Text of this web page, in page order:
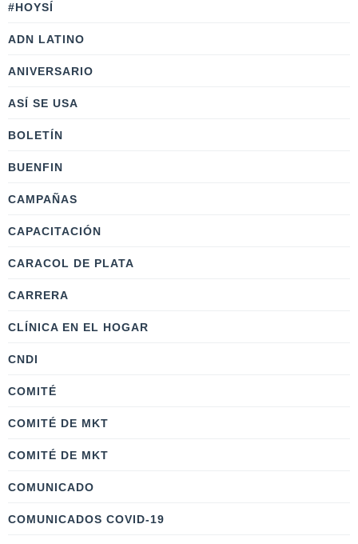
#HOYSÍ
ADN LATINO
ANIVERSARIO
ASÍ SE USA
BOLETÍN
BUENFIN
CAMPAÑAS
CAPACITACIÓN
CARACOL DE PLATA
CARRERA
CLÍNICA EN EL HOGAR
CNDI
COMITÉ
COMITÉ DE MKT
COMITÉ DE MKT
COMUNICADO
COMUNICADOS COVID-19